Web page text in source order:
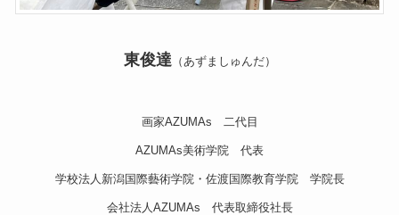
東俊達（あずましゅんだ）
画家AZUMAs 二代目
AZUMAs美術学院 代表
学校法人新潟国際藝術学院・佐渡国際教育学院 学院長
会社法人AZUMAs 代表取締役社長